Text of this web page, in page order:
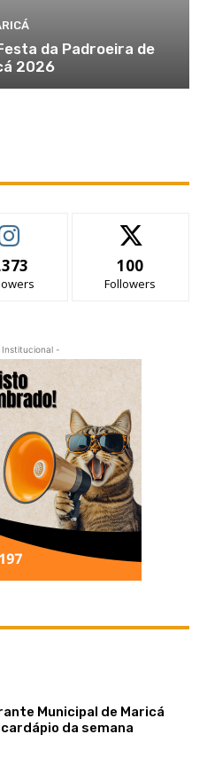
da Padroeira de
2026
100
Followers
-
Municipal de Maricá
da semana